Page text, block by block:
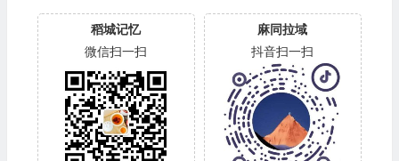
稻城记忆
微信扫一扫
麻同拉域
抖音扫一扫